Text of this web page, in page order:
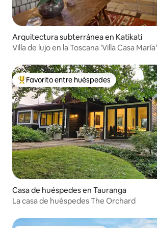
Arquitectura subterránea en Katikati
Villa de lujo en la Toscana 'Villa Casa María'
Favorito entre huéspedes preferido
Favorito entre huéspedes
Casa de huéspedes en Tauranga
La casa de huéspedes The Orchard